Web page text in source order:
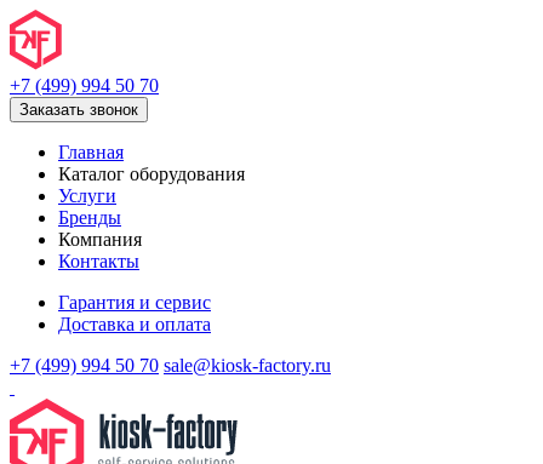
+7 (499) 994 50 70
Заказать звонок
Главная
Каталог оборудования
Услуги
Бренды
Компания
Контакты
Гарантия и сервис
Доставка и оплата
+7 (499) 994 50 70 sale@kiosk-factory.ru